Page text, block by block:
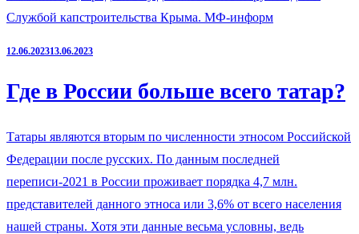
Службой капстроительства Крыма. МФ-информ
12.06.202313.06.2023
Где в России больше всего татар?
Татары являются вторым по численности этносом Российской
Федерации после русских. По данным последней
переписи-2021 в России проживает порядка 4,7 млн.
представителей данного этноса или 3,6% от всего населения
нашей страны. Хотя эти данные весьма условны, ведь